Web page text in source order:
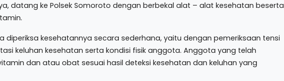
datang ke Polsek Somoroto dengan berbekal alat – alat kesehatan beserta
diperiksa kesehatannya secara sederhana, yaitu dengan pemeriksaan tensi
keluhan kesehatan serta kondisi fisik anggota. Anggota yang telah
dan atau obat sesuai hasil deteksi kesehatan dan keluhan yang